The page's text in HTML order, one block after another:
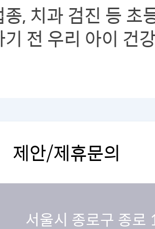
, 치과 검진 등 초
전 우리 아이 건
제안/제휴문의
서울시 종로구 종